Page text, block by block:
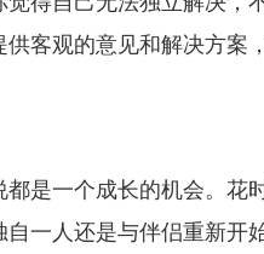
客观的意见和解决方案
是一个成长的机会。花
一人还是与伴侣重新开